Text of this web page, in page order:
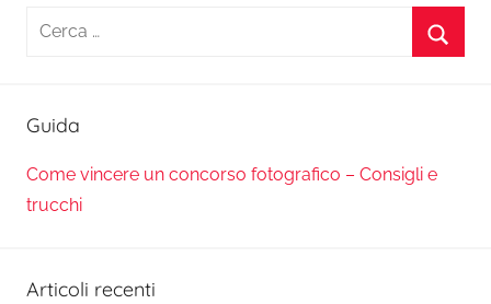
Ricerca
Guida
Come vincere un concorso fotografico – Consigli e
trucchi
Articoli recenti